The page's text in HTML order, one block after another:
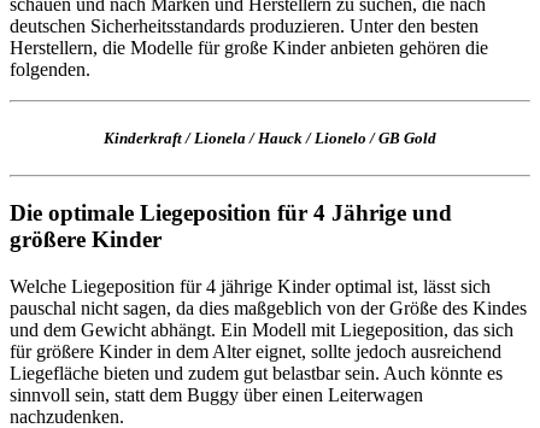
schauen und nach Marken und Herstellern zu suchen, die nach
deutschen Sicherheitsstandards produzieren. Unter den besten
Herstellern, die Modelle für große Kinder anbieten gehören die
folgenden.
Kinderkraft/Lionela/Hauck/Lionelo/GB Gold
Die optimale Liegeposition für 4 Jährige und
größere Kinder
Welche Liegeposition für 4 jährige Kinder optimal ist, lässt sich
pauschal nicht sagen, da dies maßgeblich von der Größe des Kindes
und dem Gewicht abhängt. Ein Modell mit Liegeposition, das sich
für größere Kinder in dem Alter eignet, sollte jedoch ausreichend
Liegefläche bieten und zudem gut belastbar sein. Auch könnte es
sinnvoll sein, statt dem Buggy über einen Leiterwagen
nachzudenken.